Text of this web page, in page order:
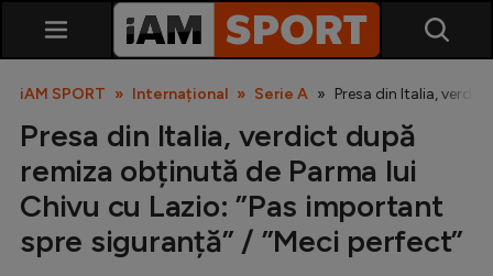
iAM SPORT Internațional Serie A Presa din Italia,
Presa din Italia, verdict după
remiza obținută de Parma lui
Chivu cu Lazio: ”Pas important
spre siguranță” / ”Meci perfect”